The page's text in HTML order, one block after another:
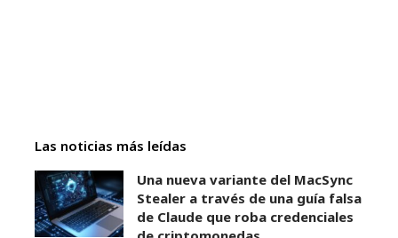
Las noticias más leídas
Una nueva variante del MacSync
Stealer a través de una guía falsa
de Claude que roba credenciales